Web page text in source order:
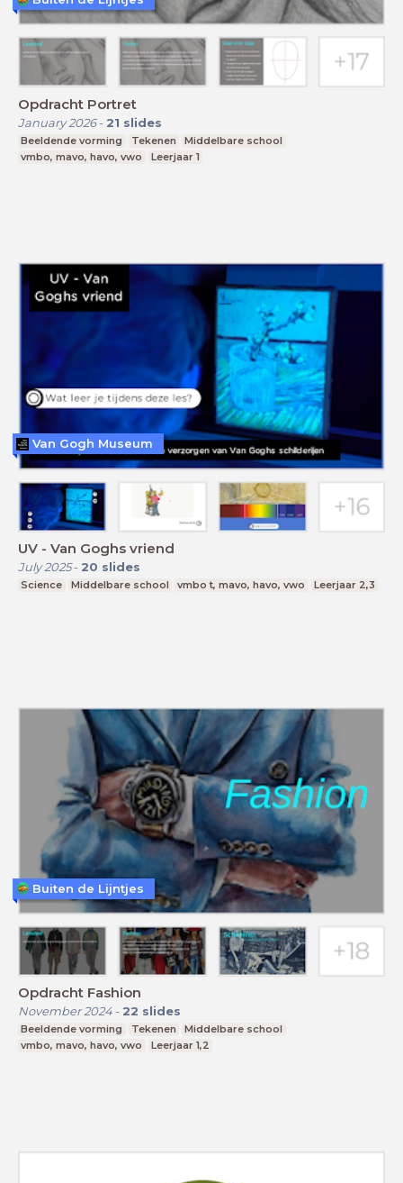
Opdracht Portret
January 2026- 21 slides
Beeldende vorming Tekenen
Middelbare school
vmbo, mavo, havo, vwo
Leerjaar 1
UV - Van Goghs vriend
July 2025- 20 slides
Science Middelbare school vmbo t, mavo, havo, vwo Leerjaar 2,3
Van Gogh Museum
Opdracht Fashion
November 2024- 22 slides
Beeldende vorming Tekenen
Middelbare school
vmbo, mavo, havo, vwo
Leerjaar 1,2
Buiten de Lijntjes